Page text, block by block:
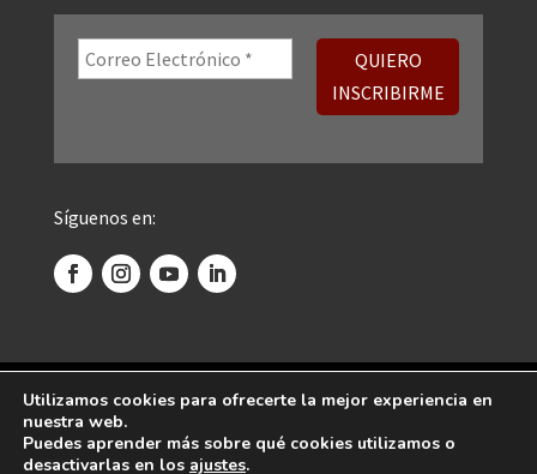
Síguenos en:
©2026 Centro Psicoanalítico de Madrid. Todos
los derechos reservados.
Utilizamos cookies para ofrecerte la mejor experiencia en
nuestra web.
Puedes aprender más sobre qué cookies utilizamos o
desactivarlas en los ajustes.